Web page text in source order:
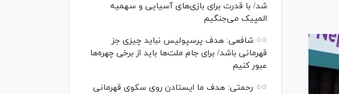
شد/ با قدرت برای بازی‌های آسیایی و سهمیه
المپیک می‌جنگیم
شافعی: هدف پرسپولیس نباید چیزی جز
قهرمانی باشد/ برای جام ملت‌ها باید از برخی چهره‌ها
عبور کنیم
رحمتی: هدف ما ایستادن روی سکوی قهرمانی